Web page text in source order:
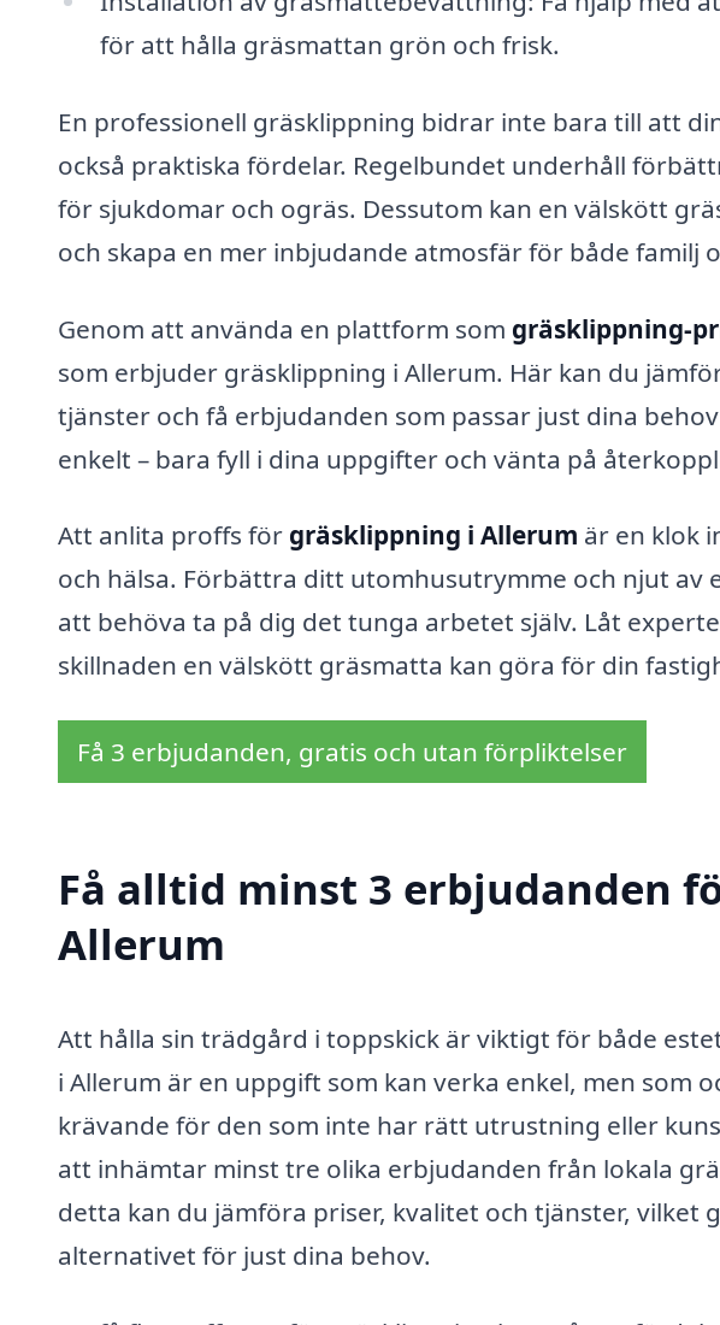
för att hålla gräsmattan grön och frisk.
En professionell gräsklippning bidrar inte bara till att
också praktiska fördelar. Regelbundet underhåll
för sjukdomar och ogräs. Dessutom kan en välskött
och skapa en mer inbjudande atmosfär för både familj
Genom att använda en plattform som gräsklippning-
som erbjuder gräsklippning i Allerum. Här kan du
tjänster och få erbjudanden som passar just dina
enkelt – bara fyll i dina uppgifter och vänta på
Att anlita proffs för gräsklippning i Allerum är en klok
och hälsa. Förbättra ditt utomhusutrymme och njut av
att behöva ta på dig det tunga arbetet själv. Låt
skillnaden en välskött gräsmatta kan göra för din
Få 3 erbjudanden, gratis och utan förpliktelser
Få alltid minst 3 erbjudanden
Allerum
Att hålla sin trädgård i toppskick är viktigt för både
i Allerum är en uppgift som kan verka enkel, men som
krävande för den som inte har rätt utrustning eller
att inhämtar minst tre olika erbjudanden från lokala
detta kan du jämföra priser, kvalitet och tjänster,
alternativet för just dina behov.